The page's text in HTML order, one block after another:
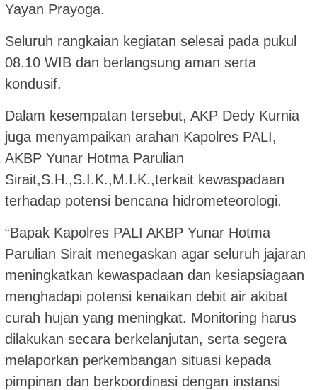
Yayan Prayoga.
Seluruh rangkaian kegiatan selesai pada pukul
08.10 WIB dan berlangsung aman serta
kondusif.
Dalam kesempatan tersebut, AKP Dedy Kurnia
juga menyampaikan arahan Kapolres PALI,
AKBP Yunar Hotma Parulian
Sirait,S.H.,S.I.K.,M.I.K.,terkait kewaspadaan
terhadap potensi bencana hidrometeorologi.
“Bapak Kapolres PALI AKBP Yunar Hotma
Parulian Sirait menegaskan agar seluruh jajaran
meningkatkan kewaspadaan dan kesiapsiagaan
menghadapi potensi kenaikan debit air akibat
curah hujan yang meningkat. Monitoring harus
dilakukan secara berkelanjutan, serta segera
melaporkan perkembangan situasi kepada
pimpinan dan berkoordinasi dengan instansi